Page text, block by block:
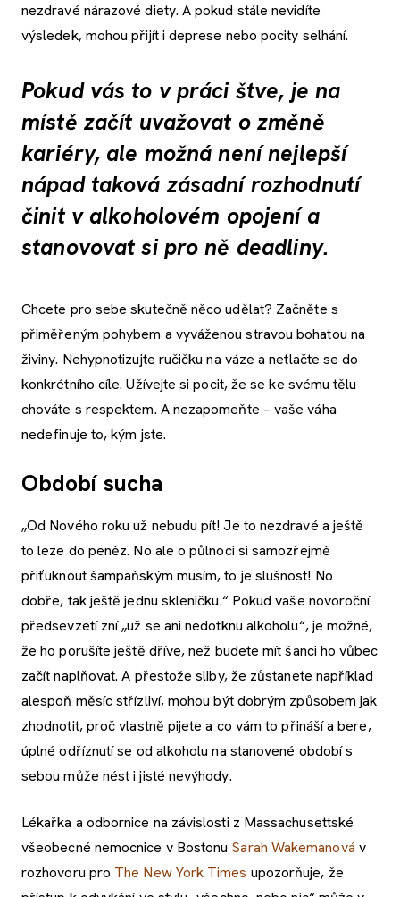
nezdravé nárazové diety. A pokud stále nevidíte
výsledek, mohou přijít i deprese nebo pocity selhání.
Pokud vás to v práci štve, je na
místě začít uvažovat o změně
kariéry, ale možná není nejlepší
nápad taková zásadní rozhodnutí
činit v alkoholovém opojení a
stanovovat si pro ně deadliny.
Chcete pro sebe skutečně něco udělat? Začněte s
přiměřeným pohybem a vyváženou stravou bohatou na
živiny. Nehypnotizujte ručičku na váze a netlačte se do
konkrétního cíle. Užívejte si pocit, že se ke svému tělu
chováte s respektem. A nezapomeňte – vaše váha
nedefinuje to, kým jste.
Období sucha
„Od Nového roku už nebudu pít! Je to nezdravé a ještě
to leze do peněz. No ale o půlnoci si samozřejmě
přiťuknout šampaňským musím, to je slušnost! No
dobře, tak ještě jednu skleničku.“ Pokud vaše novoroční
předsevzetí zní „už se ani nedotknu alkoholu“, je možné,
že ho porušíte ještě dříve, než budete mít šanci ho vůbec
začít naplňovat. A přestože sliby, že zůstanete například
alespoň měsíc střízliví, mohou být dobrým způsobem jak
zhodnotit, proč vlastně pijete a co vám to přináší a bere,
úplné odříznutí se od alkoholu na stanovené období s
sebou může nést i jisté nevýhody.
Lékařka a odbornice na závislosti z Massachusettské
všeobecné nemocnice v Bostonu Sarah Wakemanová v
rozhovoru pro The New York Times upozorňuje, že